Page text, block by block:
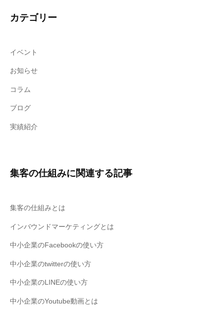
ブ
カテゴリー
イベント
お知らせ
コラム
ブログ
実績紹介
集客の仕組みに関連する記事
集客の仕組みとは
インバウンドマーケティングとは
中小企業のFacebookの使い方
中小企業のtwitterの使い方
中小企業のLINEの使い方
中小企業のYoutube動画とは